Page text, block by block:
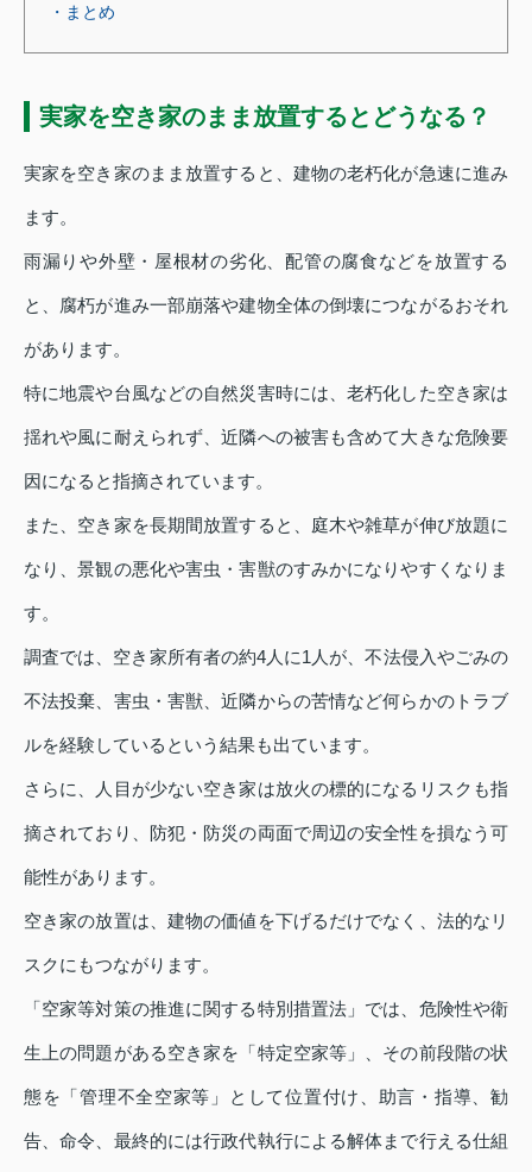
・まとめ
実家を空き家のまま放置するとどうなる？
実家を空き家のまま放置すると、建物の老朽化が急速に進み
ます。
雨漏りや外壁・屋根材の劣化、配管の腐食などを放置する
と、腐朽が進み一部崩落や建物全体の倒壊につながるおそれ
があります。
特に地震や台風などの自然災害時には、老朽化した空き家は
揺れや風に耐えられず、近隣への被害も含めて大きな危険要
因になると指摘されています。
また、空き家を長期間放置すると、庭木や雑草が伸び放題に
なり、景観の悪化や害虫・害獣のすみかになりやすくなりま
す。
調査では、空き家所有者の約4人に1人が、不法侵入やごみの
不法投棄、害虫・害獣、近隣からの苦情など何らかのトラブ
ルを経験しているという結果も出ています。
さらに、人目が少ない空き家は放火の標的になるリスクも指
摘されており、防犯・防災の両面で周辺の安全性を損なう可
能性があります。
空き家の放置は、建物の価値を下げるだけでなく、法的なリ
スクにもつながります。
「空家等対策の推進に関する特別措置法」では、危険性や衛
生上の問題がある空き家を「特定空家等」、その前段階の状
態を「管理不全空家等」として位置付け、助言・指導、勧
告、命令、最終的には行政代執行による解体まで行える仕組